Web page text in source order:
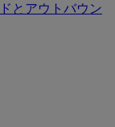
とアウトバウン